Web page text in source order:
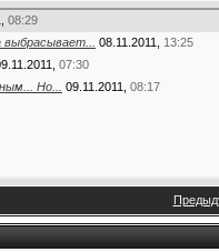
08:29
08.11.2011, 13:25
07:30
Но... 09.11.2011, 08:17